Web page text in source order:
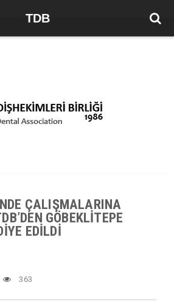
TDB
ÇALIŞMALARINA
GÖBEKLİTEPE
EDİLDİ
363